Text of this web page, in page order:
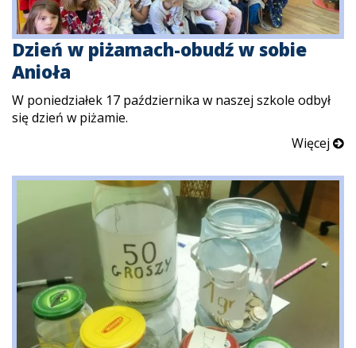
Dzień w piżamach-obudź w sobie
Anioła
W poniedziałek 17 października w naszej szkole odbył
się dzień w piżamie.
Więcej